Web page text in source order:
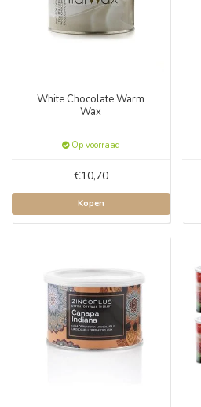
White Chocolate Warm
Wax
Op voorraad
€10,70
Kopen